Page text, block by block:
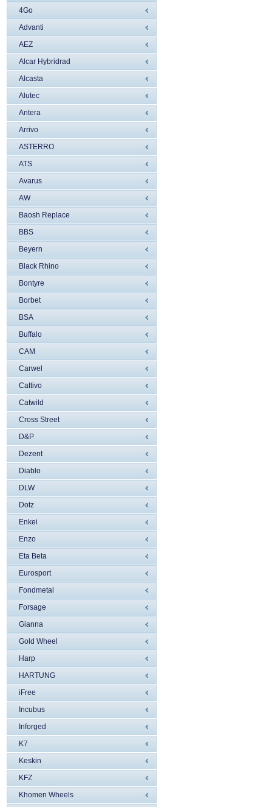
4Go
Advanti
AEZ
Alcar Hybridrad
Alcasta
Alutec
Antera
Arrivo
ASTERRO
ATS
Avarus
AW
Baosh Replace
BBS
Beyern
Black Rhino
Bontyre
Borbet
BSA
Buffalo
CAM
Carwel
Cattivo
Catwild
Cross Street
D&P
Dezent
Diablo
DLW
Dotz
Enkei
Enzo
Eta Beta
Eurosport
Fondmetal
Forsage
Gianna
Gold Wheel
Harp
HARTUNG
iFree
Incubus
Inforged
K7
Keskin
KFZ
Khomen Wheels